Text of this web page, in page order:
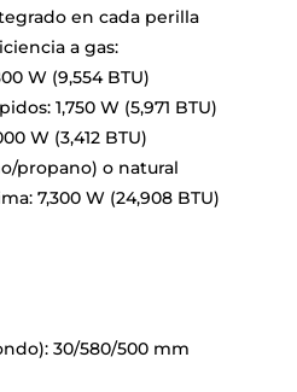
en cada perilla
a gas:
W (9,554 BTU)
1,750 W (5,971 BTU)
W (3,412 BTU)
propano) o natural
7,300 W (24,908 BTU)
30/580/500 mm